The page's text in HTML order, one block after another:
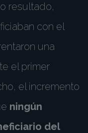
resultado,
con el
una
el primer
el incremento
ningún
del